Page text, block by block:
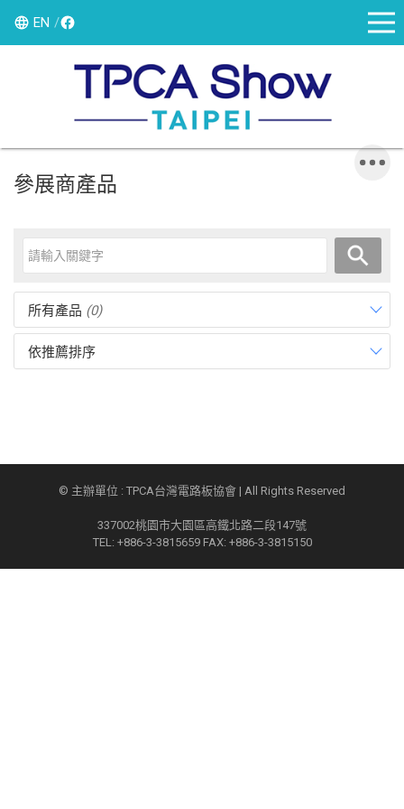
EN
參展商產品
所有產品 (0)
依推薦排序
© 主辦單位 : TPCA台灣電路板協會 | All Rights Reserved
337002桃園市大園區高鐵北路二段147號
TEL: +886-3-3815659 FAX: +886-3-3815150